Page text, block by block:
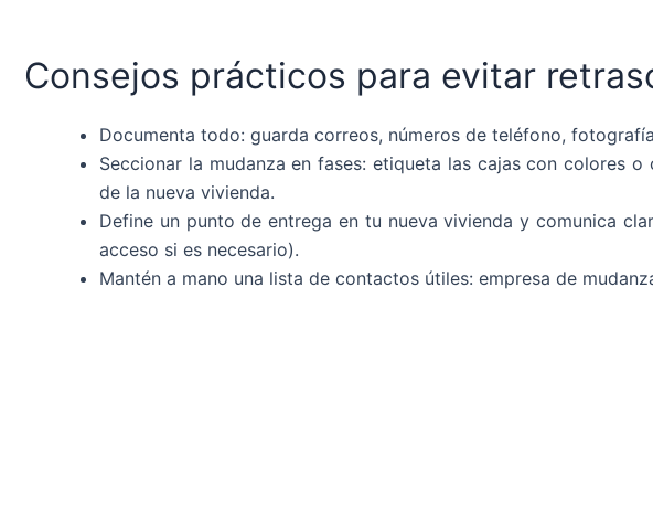
Consejos prácticos para evitar
Documenta todo: guarda correos, números de teléfono,
Seccionar la mudanza en fases: etiqueta las cajas con colores
de la nueva vivienda.
Define un punto de entrega en tu nueva vivienda y comunica
acceso si es necesario).
Mantén a mano una lista de contactos útiles: empresa de